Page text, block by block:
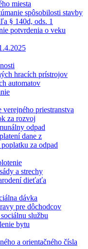
miesta
spôsobilosti stavby
§ 140d, ods. 1
potvrdenia o veku
hracích prístrojov
automatov
priestranstva
za rozvoj
odpad
dane z
za odpad
a strechy
dieťaťa
dávka
pre dôchodcov
službu
bytu
a orientačného čísla